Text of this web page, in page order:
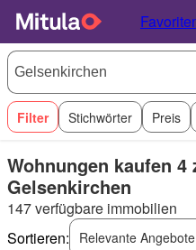
Filter Stichwörter Preis
Wohnungen kaufen 4
Gelsenkirchen
147 verfügbare immobilien
Sortieren:
Relevante